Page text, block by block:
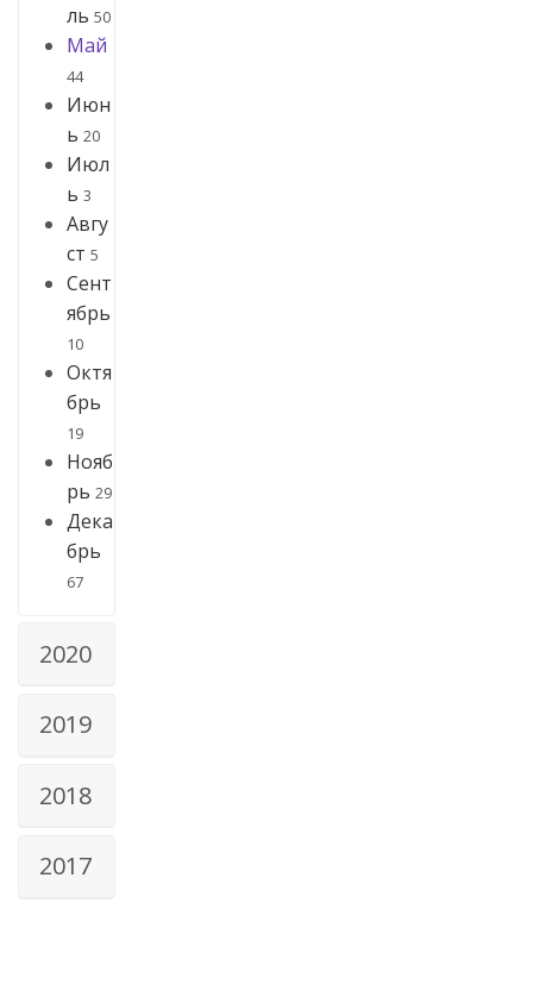
ль 50
Май
44
Июн
ь 20
Июл
ь 3
Авгу
ст 5
Сент
ябрь
10
Октя
брь
19
Нояб
рь 29
Дека
брь
67
2020
2019
2018
2017